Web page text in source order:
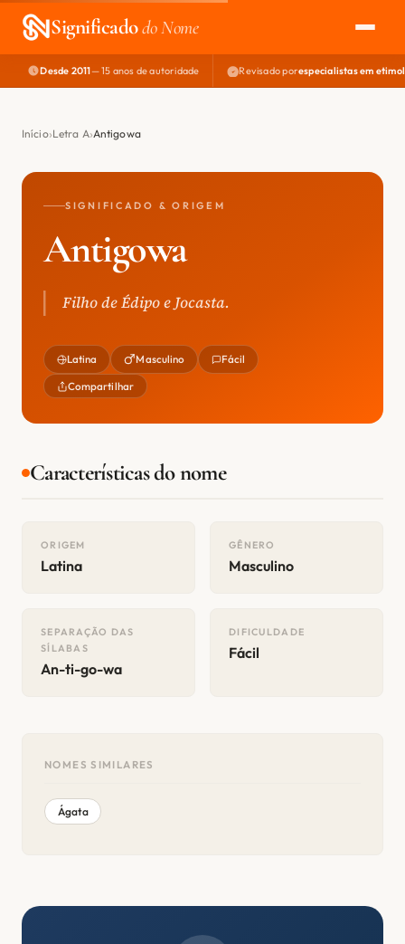
Significadodo Nome
EXPLORAR
NOME PERFEITO
Desde 2011— 15 anos de autoridade Revisado porespecialistas em
Início Letra A Antigowa
SIGNIFICADO & ORIGEM
Antigowa
Filho de Édipo e Jocasta.
Latina Masculino Fácil
Compartilhar
Características do nome
ORIGEM
Latina
GÊNERO
Masculino
SEPARAÇÃO DAS
SÍLABAS
An-ti-go-wa
DIFICULDADE
Fácil
NOMES SIMILARES
Ágata